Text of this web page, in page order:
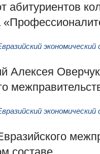
абитуриентов
Алексея